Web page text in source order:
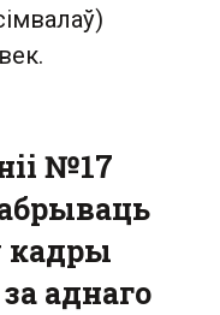
№17
кадры
аднаго